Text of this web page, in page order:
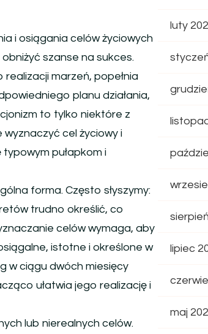
i osiągania celów życiowych
szanse na sukces.
marzeń, popełnia
planu działania,
to tylko niektóre z
cel życiowy i
pułapkom i
forma. Często słyszymy:
trudno określić, co
celów wymaga, aby
istotne i określone w
w ciągu dwóch miesięcy
ułatwia jego realizację i
lub nierealnych celów.
luty
lipiec
maj